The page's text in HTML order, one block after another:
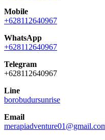
Mobile
+628112640967
WhatsApp
+628112640967
Telegram
+628112640967
Line
borobudursunrise
Email